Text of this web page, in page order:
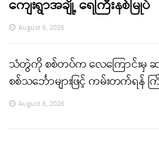
ကျေးရွာအချို့ ရေကြီးနစ်မြုပ်
August 6, 2026
သံတွဲကို စစ်တပ်က လေကြောင်းမှ ဆ
စစ်သင်္ဘောများဖြင့် ကမ်းတက်ရန် က
August 6, 2026